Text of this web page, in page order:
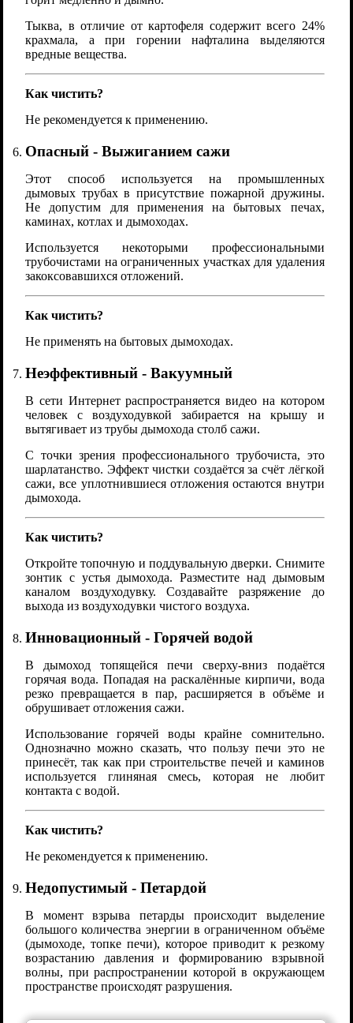
Тыква, в отличие от картофеля содержит всего 24%
крахмала, а при горении нафталина выделяются
вредные вещества.
Как чистить?
Не рекомендуется к применению.
Опасный - Выжиганием сажи
Этот способ используется на промышленных
дымовых трубах в присутствие пожарной дружины.
Не допустим для применения на бытовых печах,
каминах, котлах и дымоходах.
Используется некоторыми профессиональными
трубочистами на ограниченных участках для удаления
закоксовавшихся отложений.
Как чистить?
Не применять на бытовых дымоходах.
Неэффективный - Вакуумный
В сети Интернет распространяется видео на котором
человек с воздуходувкой забирается на крышу и
вытягивает из трубы дымохода столб сажи.
С точки зрения профессионального трубочиста, это
шарлатанство. Эффект чистки создаётся за счёт лёгкой
сажи, все уплотнившиеся отложения остаются внутри
дымохода.
Как чистить?
Откройте топочную и поддувальную дверки. Снимите
зонтик с устья дымохода. Разместите над дымовым
каналом воздуходувку. Создавайте разряжение до
выхода из воздуходувки чистого воздуха.
Инновационный - Горячей водой
В дымоход топящейся печи сверху-вниз подаётся
горячая вода. Попадая на раскалённые кирпичи, вода
резко превращается в пар, расширяется в объёме и
обрушивает отложения сажи.
Использование горячей воды крайне сомнительно.
Однозначно можно сказать, что пользу печи это не
принесёт, так как при строительстве печей и каминов
используется глиняная смесь, которая не любит
контакта с водой.
Как чистить?
Не рекомендуется к применению.
Недопустимый - Петардой
В момент взрыва петарды происходит выделение
большого количества энергии в ограниченном объёме
(дымоходе, топке печи), которое приводит к резкому
возрастанию давления и формированию взрывной
волны, при распространении которой в окружающем
пространстве происходят разрушения.